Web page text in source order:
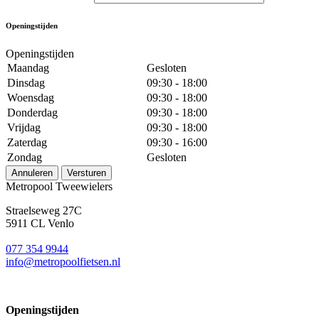
Openingstijden
Openingstijden
Maandag
Gesloten
Dinsdag
09:30 - 18:00
Woensdag
09:30 - 18:00
Donderdag
09:30 - 18:00
Vrijdag
09:30 - 18:00
Zaterdag
09:30 - 16:00
Zondag
Gesloten
Annuleren Versturen
Metropool Tweewielers
Straelseweg 27C
5911 CL Venlo
077 354 9944
info@metropoolfietsen.nl
Openingstijden